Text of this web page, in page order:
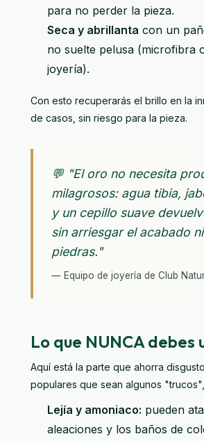
para no perder la pieza.
Seca y abrillanta con un
no suelte pelusa (microfibra
joyería).
Con esto recuperarás el brillo en la
de casos, sin riesgo para la pieza.
💬 "El oro no necesita
milagrosos: agua tibia,
y un cepillo suave
sin arriesgar el acabado
piedras."
— Equipo de joyería de Club
Lo que NUNCA debes
Aquí está la parte que ahorra
populares que sean algunos
Lejía y amoniaco: pueden
aleaciones y los baños de